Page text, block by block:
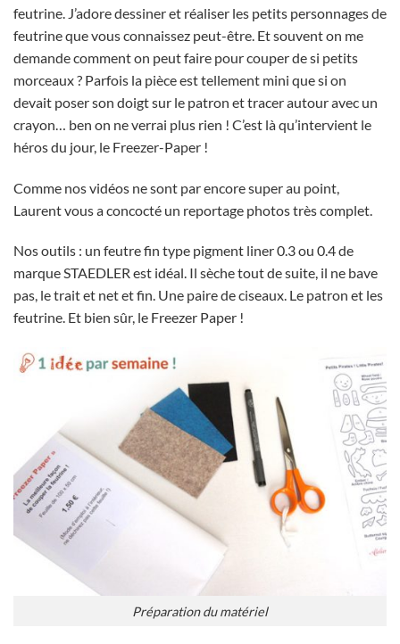
feutrine. J’adore dessiner et réaliser les petits personnages de
feutrine que vous connaissez peut-être. Et souvent on me
demande comment on peut faire pour couper de si petits
morceaux ? Parfois la pièce est tellement mini que si on
devait poser son doigt sur le patron et tracer autour avec un
crayon… ben on ne verrai plus rien ! C’est là qu’intervient le
héros du jour, le Freezer-Paper !
Comme nos vidéos ne sont par encore super au point,
Laurent vous a concocté un reportage photos très complet.
Nos outils : un feutre fin type pigment liner 0.3 ou 0.4 de
marque STAEDLER est idéal. Il sèche tout de suite, il ne bave
pas, le trait et net et fin. Une paire de ciseaux. Le patron et les
feutrine. Et bien sûr, le Freezer Paper !
Préparation du matériel